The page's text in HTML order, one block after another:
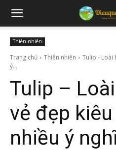
Thiên nhiên
Trang chủ Thiên nhiên
Tulip - Loài
ý...
Tulip –
vẻ đẹp
nhiều ý